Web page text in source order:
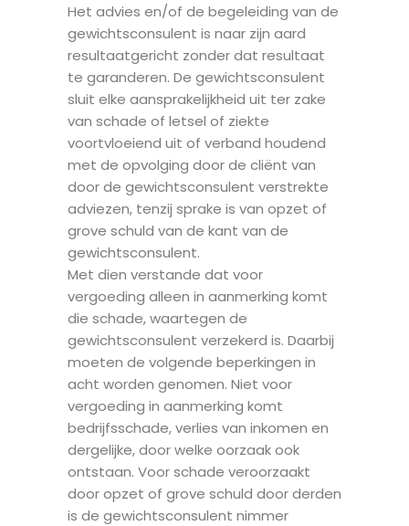
Het advies en/of de begeleiding van de
gewichtsconsulent is naar zijn aard
resultaatgericht zonder dat resultaat
te garanderen. De gewichtsconsulent
sluit elke aansprakelijkheid uit ter zake
van schade of letsel of ziekte
voortvloeiend uit of verband houdend
met de opvolging door de cliënt van
door de gewichtsconsulent verstrekte
adviezen, tenzij sprake is van opzet of
grove schuld van de kant van de
gewichtsconsulent.
Met dien verstande dat voor
vergoeding alleen in aanmerking komt
die schade, waartegen de
gewichtsconsulent verzekerd is. Daarbij
moeten de volgende beperkingen in
acht worden genomen. Niet voor
vergoeding in aanmerking komt
bedrijfsschade, verlies van inkomen en
dergelijke, door welke oorzaak ook
ontstaan. Voor schade veroorzaakt
door opzet of grove schuld door derden
is de gewichtsconsulent nimmer